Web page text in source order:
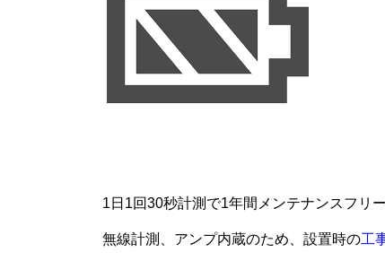
1日1回30秒計測で1年間メンテナンスフリ
無線計測、アンプ内蔵のため、設置時の工